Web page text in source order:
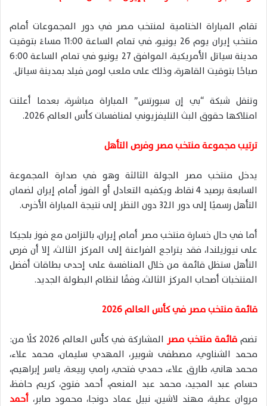
تقام المباراة الختامية لمنتخب مصر في دور المجموعات أمام
منتخب إيران يوم 26 يونيو، في تمام الساعة 11:00 مساءً بتوقيت
مدينة سياتل الأمريكية، الموافق 27 يونيو في تمام الساعة 6:00
صباحًا بتوقيت القاهرة، وذلك على ملعب لومن فيلد بمدينة سياتل.
وتنقل شبكة “بي إن سبورتس” المباراة مباشرة، بعدما أعلنت
امتلاكها حقوق البث التليفزيوني لمنافسات كأس العالم 2026.
ترتيب مجموعة منتخب مصر وفرص التأهل
يدخل منتخب مصر الجولة الثالثة وهو في صدارة المجموعة
السابعة برصيد 4 نقاط، ويكفيه التعادل أو الفوز أمام إيران لضمان
التأهل رسميًا إلى دور الـ32 دون النظر إلى نتيجة المباراة الأخرى.
أما في حال خسارة منتخب مصر أمام إيران، بالتزامن مع فوز بلجيكا
على نيوزيلندا، فقد يتراجع الفراعنة إلى المركز الثالث، إلا أن فرص
التأهل ستظل قائمة من خلال المنافسة على إحدى بطاقات أفضل
المنتخبات أصحاب المركز الثالث، وفقًا لنظام البطولة الجديد.
قائمة منتخب مصر في كأس العالم 2026
تضم قائمة منتخب مصر
المشاركة في كأس العالم 2026 كلًا من:
محمد الشناوي، مصطفى شوبير، المهدي سليمان، محمد علاء،
محمد هاني، طارق علاء، حمدي فتحي، رامي ربيعة، ياسر إبراهيم،
حسام عبد المجيد، محمد عبد المنعم، أحمد فتوح، كريم حافظ،
مروان عطية، مهند لاشين، نبيل عماد دونجا، محمود صابر، أحمد